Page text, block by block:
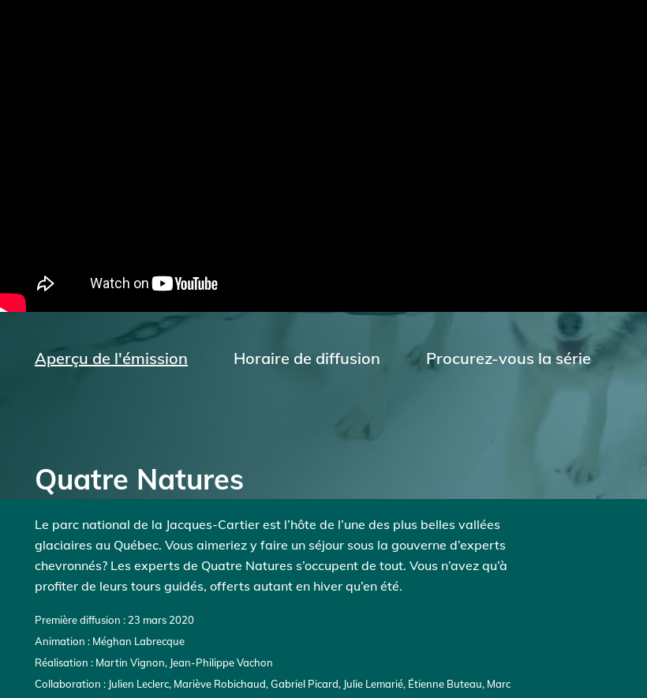
Aperçu de l'émission Horaire de diffusion Procurez-vous la série
Quatre Natures
Le parc national de la Jacques-Cartier est l’hôte de l’une des plus belles vallées
glaciaires au Québec. Vous aimeriez y faire un séjour sous la gouverne d’experts
chevronnés? Les experts de Quatre Natures s’occupent de tout. Vous n’avez qu’à
profiter de leurs tours guidés, offerts autant en hiver qu’en été.
Première diffusion : 23 mars 2020
Animation : Méghan Labrecque
Réalisation : Martin Vignon, Jean-Philippe Vachon
Collaboration : Julien Leclerc, Mariève Robichaud, Gabriel Picard, Julie Lemarié, Étienne Buteau, Marc